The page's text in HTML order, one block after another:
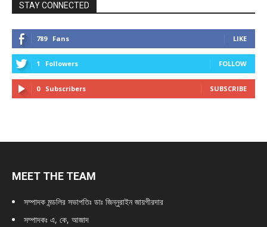
STAY CONNECTED
789 Fans LIKE
1 Followers FOLLOW
0 Subscribers SUBSCRIBE
MEET THE TEAM
সম্পাদক মন্ডলির সভাপতিঃ ডাঃ জিন্নুরাইন জায়গীরদার
সম্পাদকঃ এ, কে, আজাদ